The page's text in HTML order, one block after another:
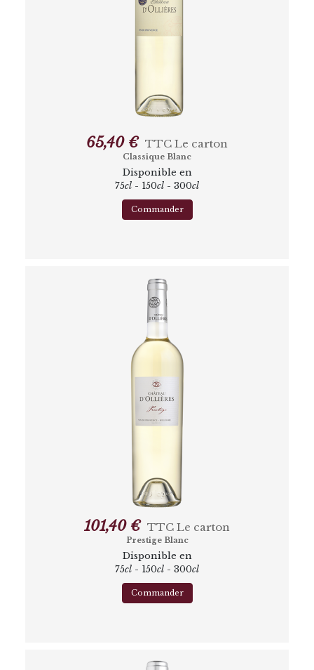
65,40 € TTC Le carton
Classique Blanc
Disponible en
75cl - 150cl - 300cl
Commander
101,40 € TTC Le carton
Prestige Blanc
Disponible en
75cl - 150cl - 300cl
Commander